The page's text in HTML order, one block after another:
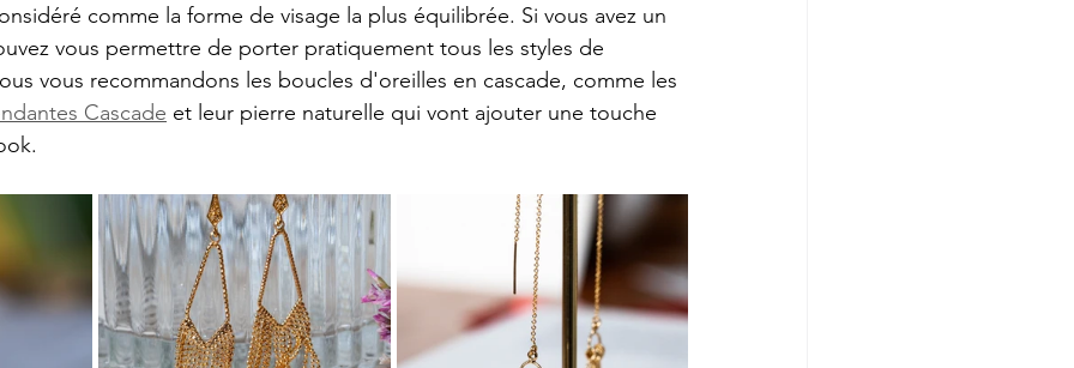
comme la forme de visage la plus équilibrée. Si vous avez un
vous permettre de porter pratiquement tous les styles de
vous recommandons les boucles d'oreilles en cascade, comme les
Cascade et leur pierre naturelle qui vont ajouter une touche